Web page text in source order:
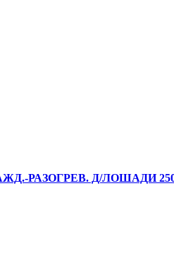
РАЗОГРЕВ. Д/ЛОШАДИ